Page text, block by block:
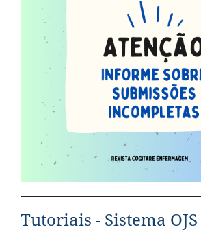
Tutoriais - Sistema OJS